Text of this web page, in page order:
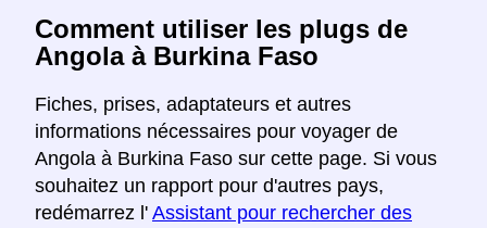
Comment utiliser les plugs de
Angola à Burkina Faso
Fiches, prises, adaptateurs et autres
informations nécessaires pour voyager de
Angola à Burkina Faso sur cette page. Si vous
souhaitez un rapport pour d'autres pays,
redémarrez l' Assistant pour rechercher des